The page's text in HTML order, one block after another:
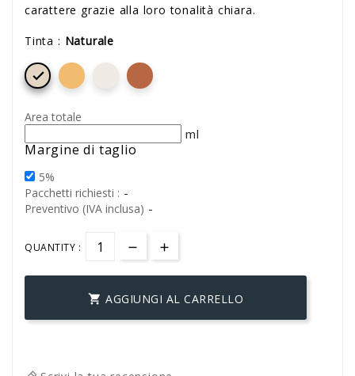
carattere grazie alla loro tonalità chiara.
Tinta : Naturale

Area totale
ml
Margine di taglio
5%
Pacchetti richiesti : -
Preventivo (IVA inclusa) -
QUANTITY :
 AGGIUNGI AL CARRELLO